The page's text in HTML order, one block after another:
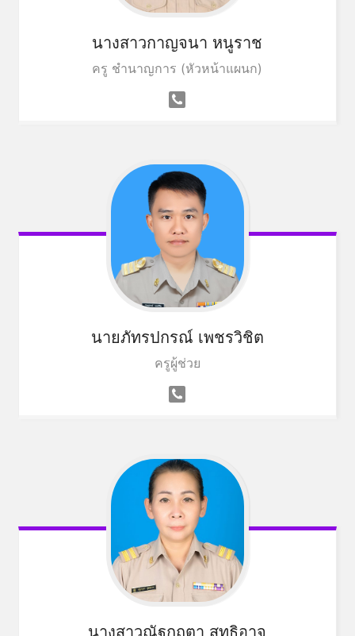
นางสาวกาญจนา หนูราช
ครู ชำนาญการ (หัวหน้าแผนก)
นายภัทรปกรณ์ เพชรวิชิต
ครูผู้ช่วย
นางสาวณัฐกฤตา สุทธิอาจ